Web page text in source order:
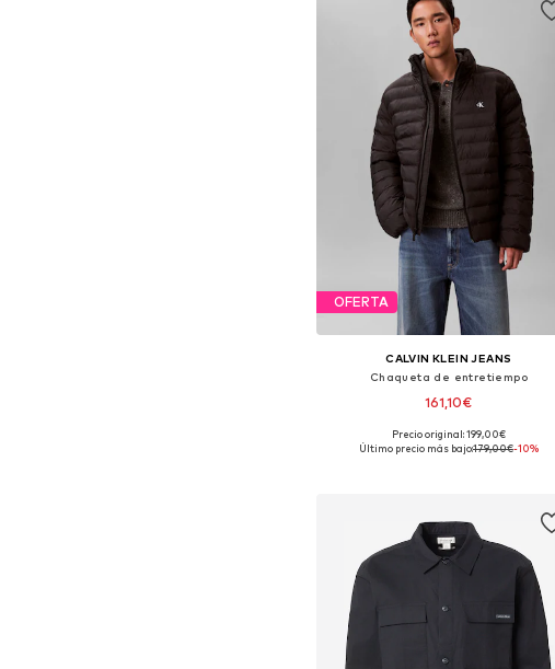
OFERTA
CALVIN KLEIN JEANS
Chaqueta de entretiempo
161,10€
Tallas disponibles: XS, S, M, L, XL, XXL
Precio original: 199,00€
Último precio más bajo:179,00€-10%